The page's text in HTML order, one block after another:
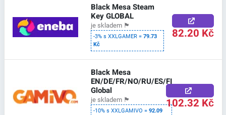
Black Mesa Steam
Key GLOBAL
je skladem 🏴
-3% s XXLGAMER =79.73
Kč
82.20 Kč
Black Mesa
EN/DE/FR/NO/RU/ES/FI
Global
je skladem 🏴
-10% s XXLGAMIVO =92.09 102.32 Kč